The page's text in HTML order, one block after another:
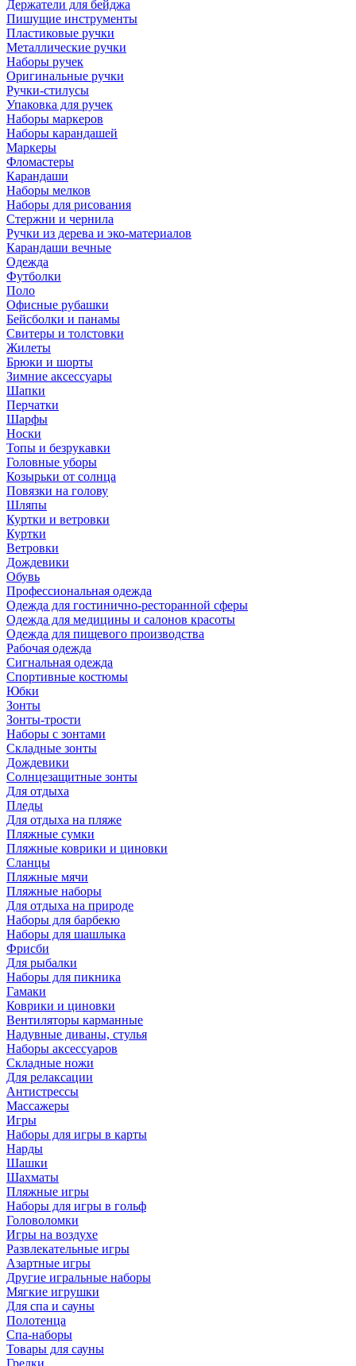
Держатели для бейджа
Пишущие инструменты
Пластиковые ручки
Металлические ручки
Наборы ручек
Оригинальные ручки
Ручки-стилусы
Упаковка для ручек
Наборы маркеров
Наборы карандашей
Маркеры
Фломастеры
Карандаши
Наборы мелков
Наборы для рисования
Стержни и чернила
Ручки из дерева и эко-материалов
Карандаши вечные
Одежда
Футболки
Поло
Офисные рубашки
Бейсболки и панамы
Свитеры и толстовки
Жилеты
Брюки и шорты
Зимние аксессуары
Шапки
Перчатки
Шарфы
Носки
Топы и безрукавки
Головные уборы
Козырьки от солнца
Повязки на голову
Шляпы
Куртки и ветровки
Куртки
Ветровки
Дождевики
Обувь
Профессиональная одежда
Одежда для гостинично-ресторанной сферы
Одежда для медицины и салонов красоты
Одежда для пищевого производства
Рабочая одежда
Сигнальная одежда
Спортивные костюмы
Юбки
Зонты
Зонты-трости
Наборы с зонтами
Складные зонты
Дождевики
Солнцезащитные зонты
Для отдыха
Пледы
Для отдыха на пляже
Пляжные сумки
Пляжные коврики и циновки
Сланцы
Пляжные мячи
Пляжные наборы
Для отдыха на природе
Наборы для барбекю
Наборы для шашлыка
Фрисби
Для рыбалки
Наборы для пикника
Гамаки
Коврики и циновки
Вентиляторы карманные
Надувные диваны, стулья
Наборы аксессуаров
Складные ножи
Для релаксации
Антистрессы
Массажеры
Игры
Наборы для игры в карты
Нарды
Шашки
Шахматы
Пляжные игры
Наборы для игры в гольф
Головоломки
Игры на воздухе
Развлекательные игры
Азартные игры
Другие игральные наборы
Мягкие игрушки
Для спа и сауны
Полотенца
Спа-наборы
Товары для сауны
Грелки